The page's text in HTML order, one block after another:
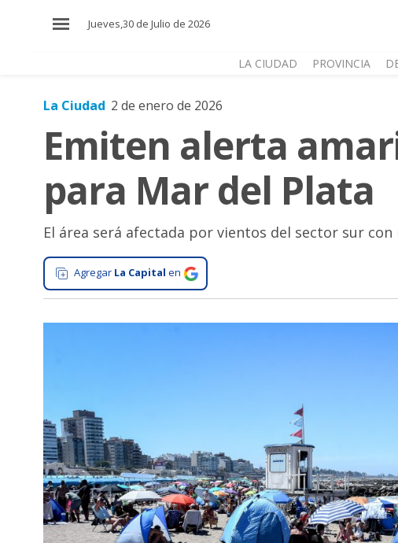
Jueves,30 de Julio de 2026
LA CIUDAD PROVINCIA
Zona
Cultura
Tecnología
Ciudad
Deportes
Arte
Espectáculos
La Ciudad 2 de enero de 2026
Emiten alerta
para Mar del Plata
El área será afectada por vientos del sector sur
Agregar La Capital en